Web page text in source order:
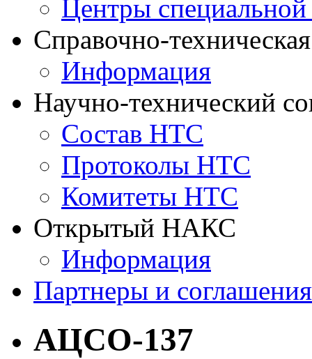
Центры
Справочно-
Информация
Научно-технический
Состав НТС
Протоколы НТС
Комитеты НТС
Открытый НАКС
Информация
Партнеры и соглашения
АЦСО-137